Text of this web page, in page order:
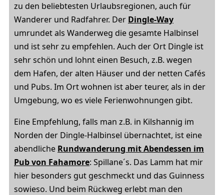
zu den beliebtesten Urlaubsregionen, auch für
Wanderer und Radfahrer. Der Dingle-Way
umrundet als Wanderweg die gesamte Halbinsel
und ist sehr zu empfehlen. Auch der Ort Dingle ist
sehr schön und lohnt einen Besuch, z.B. wegen
dem Hafen, der alten Häuser und der netten Cafés
und Pubs. Im Ort wohnen ist aber teurer, als in der
Umgebung, wo es viele Ferienwohnungen gibt.
Eine Empfehlung, falls man z.B. in Kilshannig im
Norden der Dingle-Halbinsel übernachtet, ist eine
abendliche Rundwanderung mit Abendessen im
Pub von Fahamore: Spillane´s. Das Lamm hat mir
hier besonders gut geschmeckt und das Guinness
sowieso. Und beim Rückweg erlebt man den